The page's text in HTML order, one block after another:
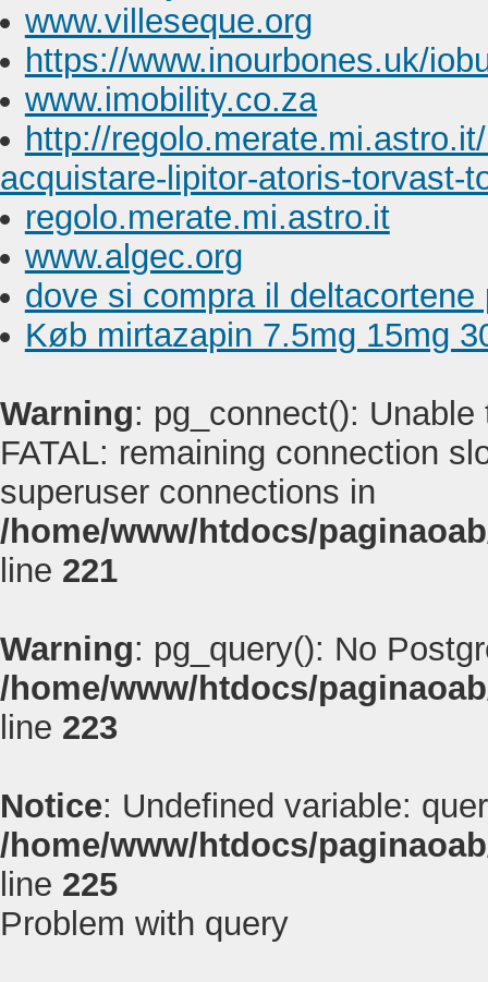
www.villeseque.org
https://www.inourbones.uk/
www.imobility.co.za
http://
acquistare-lipitor-atoris-torvast-
regolo.merate.mi.astro.it
www.algec.org
dove si compra il
Køb mirtazapin 7.5mg 15mg
Warning: pg_connect():
FATAL: remaining connection
superuser connections in
/home/www/htdocs/
line 221
Warning: pg_query(): No
/home/www/htdocs/
line 223
Notice: Undefined variable:
/home/www/htdocs/
line 225
Problem with query